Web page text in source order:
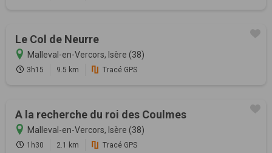
Le Col de Neurre
Malleval-en-Vercors, Isère (38)
3h15 9.5 km Tracé GPS
A la recherche du roi des Coulmes
Malleval-en-Vercors, Isère (38)
1h30 2.1 km Tracé GPS